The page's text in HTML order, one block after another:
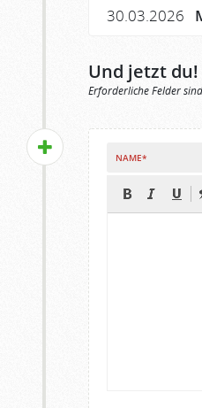
30.03.2026
Und jetzt
Erforderliche Felder
NAME*